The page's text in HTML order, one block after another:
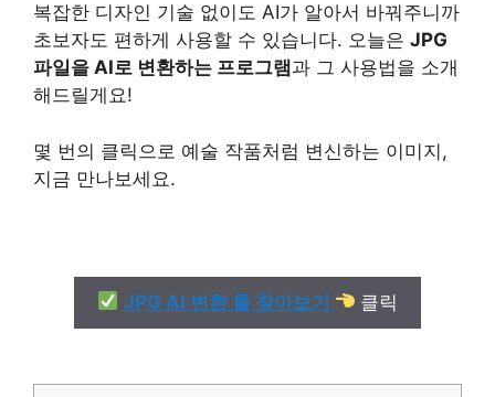
복잡한 디자인 기술 없이도 AI가 알아서 바꿔주니까
초보자도 편하게 사용할 수 있습니다. 오늘은 JPG
파일을 AI로 변환하는 프로그램과 그 사용법을 소개
해드릴게요!
몇 번의 클릭으로 예술 작품처럼 변신하는 이미지,
지금 만나보세요.
JPG AI 변환 툴 찾아보기 클릭